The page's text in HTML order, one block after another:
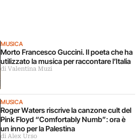
MUSICA
Morto Francesco Guccini. Il poeta che ha
utilizzato la musica per raccontare l’Italia
di Valentina Muzi
MUSICA
Roger Waters riscrive la canzone cult del
Pink Floyd “Comfortably Numb”: ora è
un inno per la Palestina
di Alex Urso